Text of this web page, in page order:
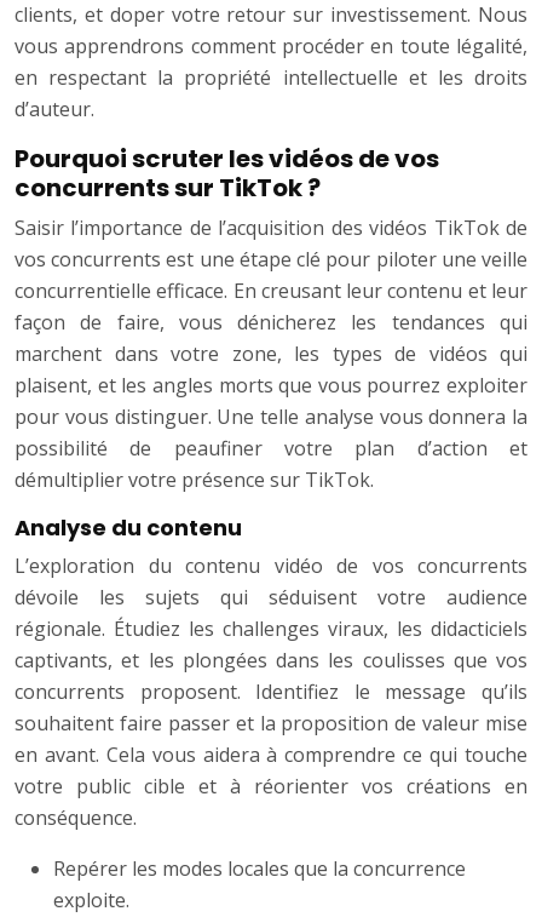
clients, et doper votre retour sur investissement. Nous
vous apprendrons comment procéder en toute légalité,
en respectant la propriété intellectuelle et les droits
d’auteur.
Pourquoi scruter les vidéos de vos
concurrents sur TikTok ?
Saisir l’importance de l’acquisition des vidéos TikTok de
vos concurrents est une étape clé pour piloter une veille
concurrentielle efficace. En creusant leur contenu et leur
façon de faire, vous dénicherez les tendances qui
marchent dans votre zone, les types de vidéos qui
plaisent, et les angles morts que vous pourrez exploiter
pour vous distinguer. Une telle analyse vous donnera la
possibilité de peaufiner votre plan d’action et
démultiplier votre présence sur TikTok.
Analyse du contenu
L’exploration du contenu vidéo de vos concurrents
dévoile les sujets qui séduisent votre audience
régionale. Étudiez les challenges viraux, les didacticiels
captivants, et les plongées dans les coulisses que vos
concurrents proposent. Identifiez le message qu’ils
souhaitent faire passer et la proposition de valeur mise
en avant. Cela vous aidera à comprendre ce qui touche
votre public cible et à réorienter vos créations en
conséquence.
Repérer les modes locales que la concurrence
exploite.